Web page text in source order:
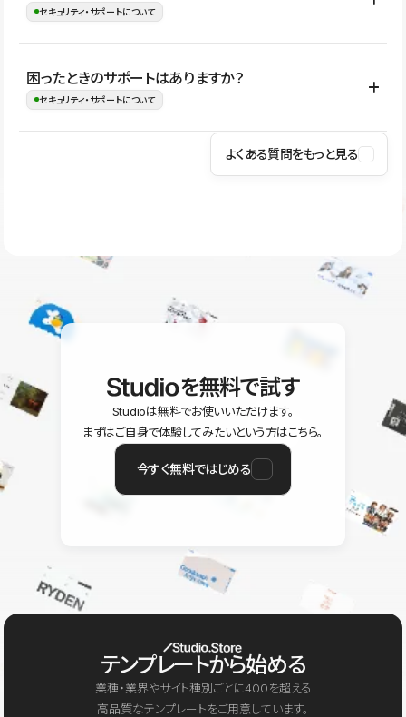
ことで、デザインを崩しにくい状態で運用できます。 さらにコン
ながらレイアウトに影響を与えずに更新作業を進めやすくなりま
す。
セキュリティ・サポートについて
Studioでは、公開サイトやサービスを安全に利用できるよう、通信
の暗号化、データ保護、アクセス管理、脆弱性対策など、複数の観
はSSL/TLSによる通信暗号化に対応しており、悪質なスクリプトの
困ったときのサポートはありますか？
セキュリティ・サポートについて
操作方法や機能については、ヘルプセンターでご確認いただけま
ユーザー同士で質問・相談できるコミュニティもご利用ください。
よくある質問をもっと見る
を無料で試す
Studioは無料でお使いいただけます。
まずはご自身で体験してみたいという方はこちら。
今すぐ無料ではじめる
テンプレートから始める
業種・業界やサイト種別ごとに400を超える
高品質なテンプレートをご用意しています。